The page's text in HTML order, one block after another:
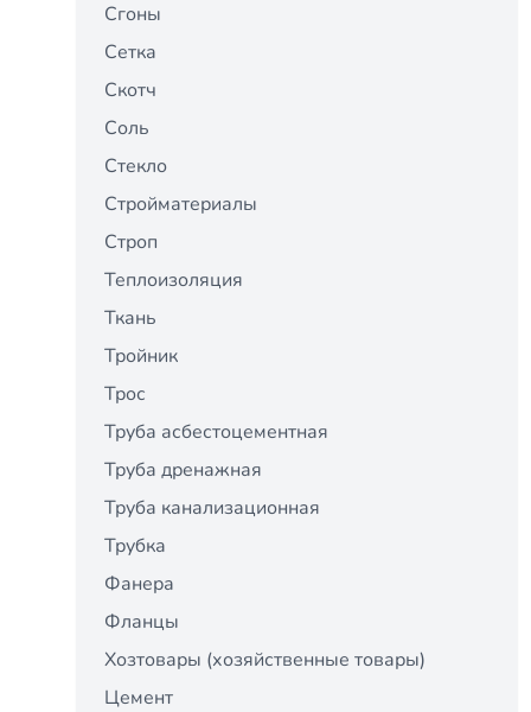
Сгоны
Сетка
Скотч
Соль
Стекло
Стройматериалы
Строп
Теплоизоляция
Ткань
Тройник
Трос
Труба асбестоцементная
Труба дренажная
Труба канализационная
Трубка
Фанера
Фланцы
Хозтовары (хозяйственные товары)
Цемент